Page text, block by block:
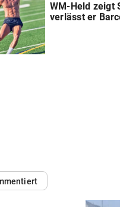
WM-Held zeigt
verlässt er